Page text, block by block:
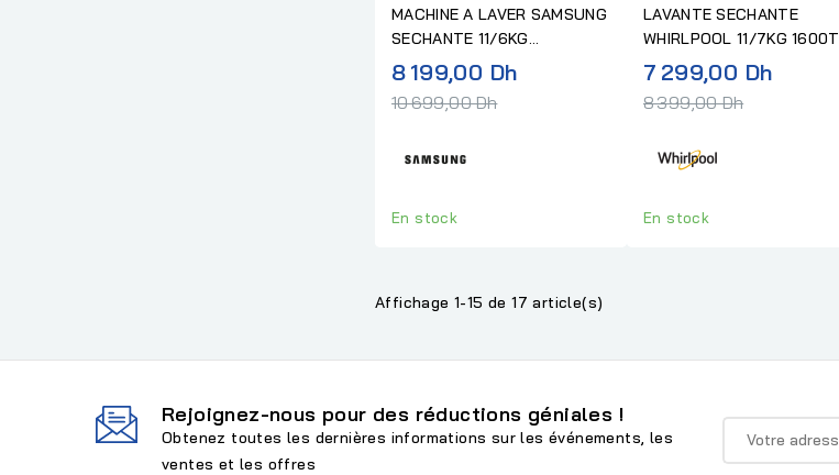
MACHINE A LAVER SAMSUNG
SECHANTE 11/6KG
ECOBUBBLE 1400 TRS NOIR
8 199,00 DhPrix
10 699,00 Dh
En stock
LAVANTE SECHANTE
WHIRLPOOL 11/7KG 1600T
6°SENS SILVER
7 299,00 DhPrix
8 399,00 Dh
En stock
Affichage 1-15 de 17 article(s)
Rejoignez-nous pour des réductions géniales !
Obtenez toutes les dernières informations sur les événements, les
ventes et les offres